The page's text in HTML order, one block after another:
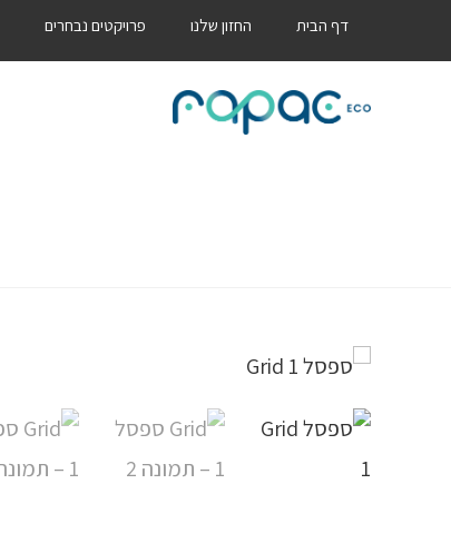
דף הבית החזון שלנו פרויקטים נבחרים